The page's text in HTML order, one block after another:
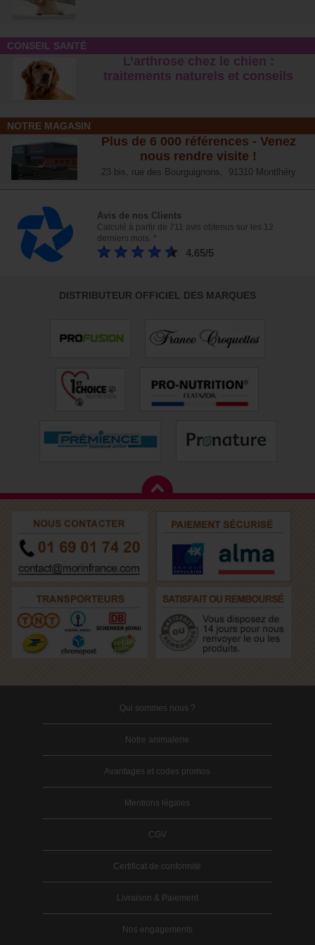
CONSEIL SANTÉ
L’arthrose chez le chien :
traitements naturels et conseils
NOTRE MAGASIN
Plus de 6 000 références - Venez
nous rendre visite !
23 bis, rue des Bourguignons, 91310 Montlhéry
Avis de nos Clients
Calculé à partir de 711 avis obtenus sur les 12
derniers mois. *
4.65/5
DISTRIBUTEUR OFFICIEL DES MARQUES
Qui sommes nous ?
Notre animalerie
Avantages et codes promos
Mentions légales
CGV
Certificat de conformité
Livraison & Paiement
Nos engagements